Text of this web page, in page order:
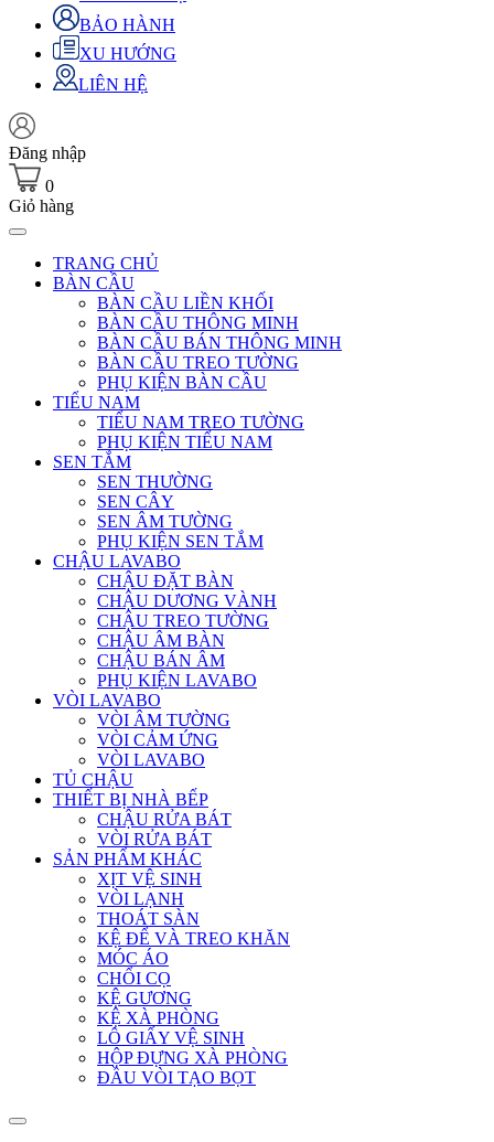
BẢO HÀNH
XU HƯỚNG
LIÊN HỆ
Đăng nhập
0
Giỏ hàng
TRANG CHỦ
BÀN CẦU
BÀN CẦU LIỀN KHỐI
BÀN CẦU THÔNG MINH
BÀN CẦU BÁN THÔNG MINH
BÀN CẦU TREO TƯỜNG
PHỤ KIỆN BÀN CẦU
TIỂU NAM
TIỂU NAM TREO TƯỜNG
PHỤ KIỆN TIỂU NAM
SEN TẮM
SEN THƯỜNG
SEN CÂY
SEN ÂM TƯỜNG
PHỤ KIỆN SEN TẮM
CHẬU LAVABO
CHẬU ĐẶT BÀN
CHẬU DƯƠNG VÀNH
CHẬU TREO TƯỜNG
CHẬU ÂM BÀN
CHẬU BÁN ÂM
PHỤ KIỆN LAVABO
VÒI LAVABO
VÒI ÂM TƯỜNG
VÒI CẢM ỨNG
VÒI LAVABO
TỦ CHẬU
THIẾT BỊ NHÀ BẾP
CHẬU RỬA BÁT
VÒI RỬA BÁT
SẢN PHẨM KHÁC
XỊT VỆ SINH
VÒI LẠNH
THOÁT SÀN
KỆ ĐỂ VÀ TREO KHĂN
MÓC ÁO
CHỔI CỌ
KỆ GƯƠNG
KỆ XÀ PHÒNG
LÔ GIẤY VỆ SINH
HỘP ĐỰNG XÀ PHÒNG
ĐẦU VÒI TẠO BỌT